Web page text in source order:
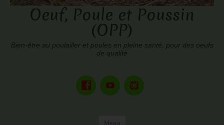
Oeuf, Poule et Poussin
(OPP)
Bien-être au poulailler et poules en pleine santé, pour des oeufs
de qualité